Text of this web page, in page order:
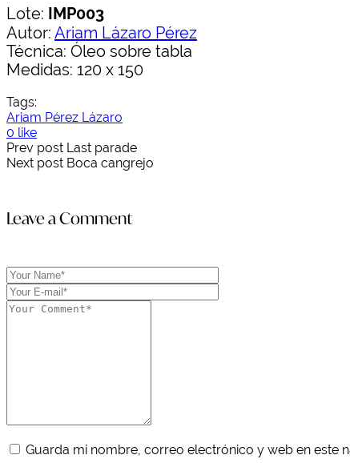
Lote:
IMP003
Autor: Ariam Lázaro Pérez
Técnica: Óleo sobre tabla
Medidas: 120 x 150
Tags:
Ariam Pérez Lázaro
0 like
Prev post Last parade
Next post Boca cangrejo
Leave a Comment
Guarda mi nombre, correo electrónico y web en este